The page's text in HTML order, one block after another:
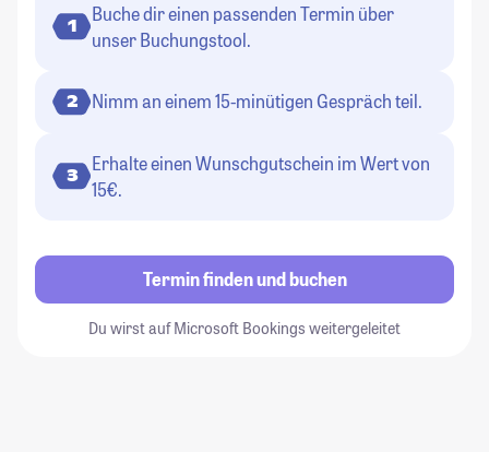
1
Buche dir einen passenden Termin über
unser Buchungstool.
2 Nimm an einem 15-minütigen Gespräch teil.
3
Erhalte einen Wunschgutschein im Wert von
15€.
Termin finden und buchen
Du wirst auf Microsoft Bookings weitergeleitet